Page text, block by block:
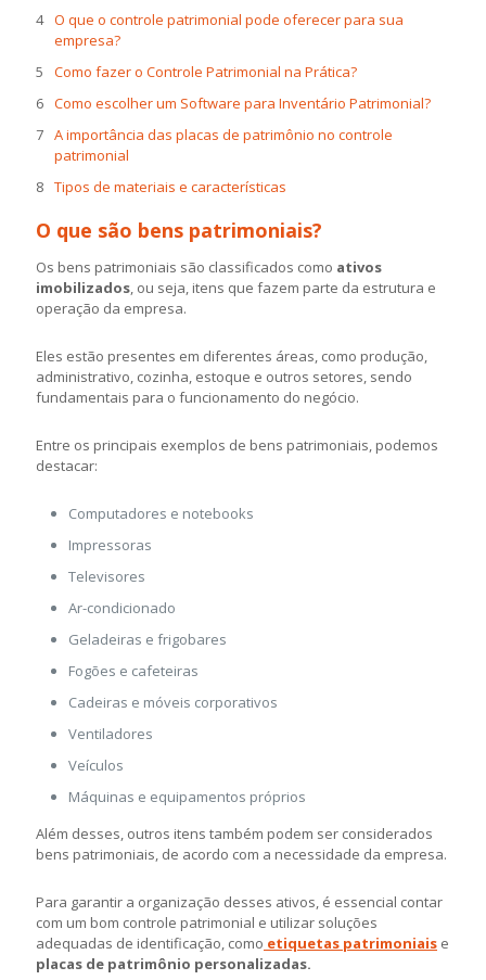
O que o controle patrimonial pode oferecer para sua
empresa?
Como fazer o Controle Patrimonial na Prática?
Como escolher um Software para Inventário Patrimonial?
A importância das placas de patrimônio no controle
patrimonial
Tipos de materiais e características
O que são bens patrimoniais?
Os bens patrimoniais são classificados como ativos
imobilizados, ou seja, itens que fazem parte da estrutura e
operação da empresa.
Eles estão presentes em diferentes áreas, como produção,
administrativo, cozinha, estoque e outros setores, sendo
fundamentais para o funcionamento do negócio.
Entre os principais exemplos de bens patrimoniais, podemos
destacar:
Computadores e notebooks
Impressoras
Televisores
Ar-condicionado
Geladeiras e frigobares
Fogões e cafeteiras
Cadeiras e móveis corporativos
Ventiladores
Veículos
Máquinas e equipamentos próprios
Além desses, outros itens também podem ser considerados
bens patrimoniais, de acordo com a necessidade da empresa.
Para garantir a organização desses ativos, é essencial contar
com um bom controle patrimonial e utilizar soluções
adequadas de identificação, como etiquetas patrimoniais e
placas de patrimônio personalizadas.